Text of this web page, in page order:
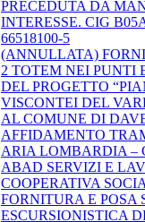
PRECEDUTA DA
INTERESSE. CIG
66518100-5
(ANNULLATA)
2 TOTEM NEI PUNTI
DEL PROGETTO
VISCONTEI DEL
AL COMUNE DI
AFFIDAMENTO
ARIA LOMBARDIA –
ABAD SERVIZI E
COOPERATIVA
FORNITURA E POSA
ESCURSIONISTICA